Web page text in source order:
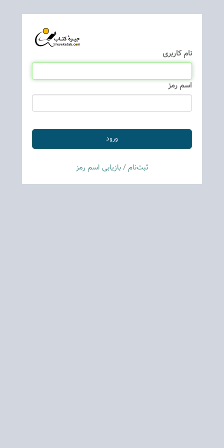
نام كاربری
اسم رمز
ثبت‌نام/بازیابی اسم رمز